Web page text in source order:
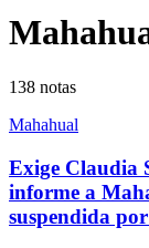
138 notas
Mahahual
Exige Claudia
informe a
suspendida